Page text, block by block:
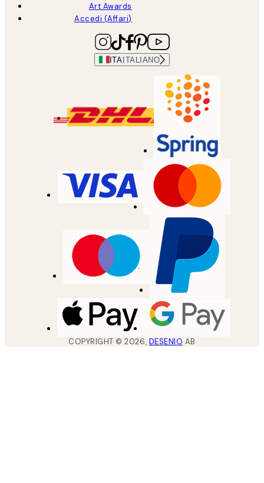
Art Awards
Accedi (Affari)
ITAITALIANO
COPYRIGHT ©2026, DESENIO AB